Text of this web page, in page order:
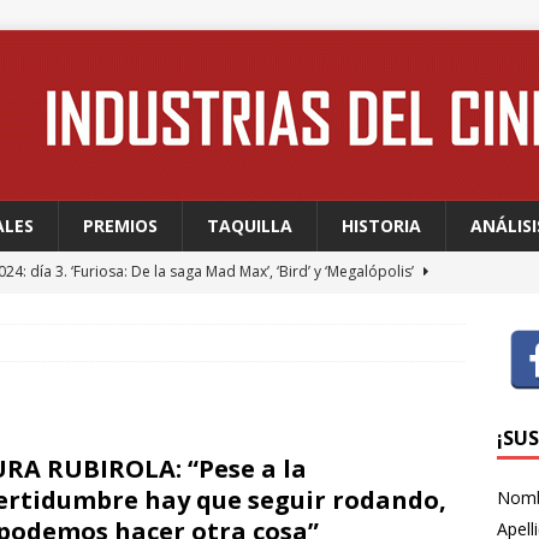
PREMIOS TAQUILLA HISTORIA
día 3. ‘Furiosa: De la saga Mad Max’, ‘Bird’ y ‘Megalópolis’
WAGNER: “Con las series, estamos hablando de una forma de
RUBIROLA: “Pese a la
hay que seguir rodando,
hacer otra cosa”